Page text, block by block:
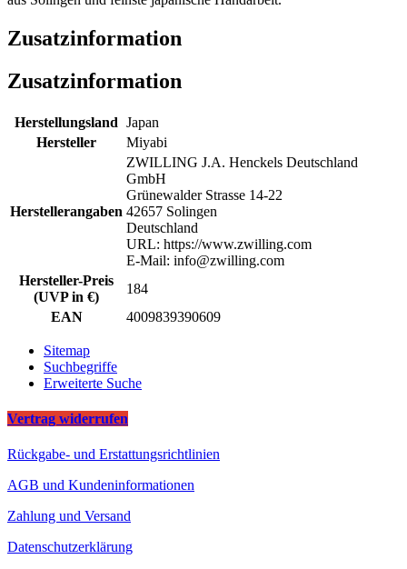
Zusatzinformation
Zusatzinformation
Herstellungsland Japan
Hersteller
Miyabi
Herstellerangaben
ZWILLING J.A. Henckels Deutschland
GmbH
Grünewalder Strasse 14-22
42657 Solingen
Deutschland
URL: https://www.zwilling.com
E-Mail: info@zwilling.com
Hersteller-Preis
(UVP in €)
184
EAN
4009839390609
Sitemap
Suchbegriffe
Erweiterte Suche
Vertrag widerrufen
Rückgabe- und Erstattungsrichtlinien
AGB und Kundeninformationen
Zahlung und Versand
Datenschutzerklärung